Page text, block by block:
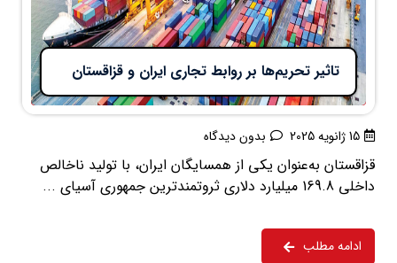
تاثیر تحریم‌ها بر روابط تجاری ایران و قزاقستان
15 ژانویه 2025 بدون دیدگاه
قزاقستان به‌عنوان یکی از همسایگان ایران، با تولید ناخالص
داخلی 169.8 میلیارد دلاری ثروتمندترین جمهوری آسیای ...
ادامه مطلب